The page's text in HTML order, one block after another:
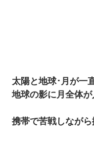
太陽と地球･月が一
地球の影に月全体
携帯で苦戦しなが